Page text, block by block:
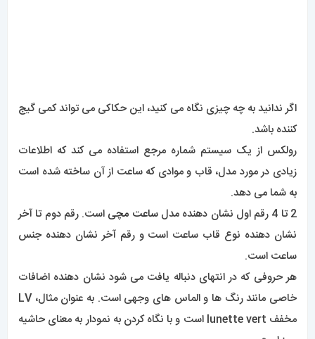
MODEL YEAR
REFERENCE NUMBER
Datejust
16, 162 & 1162
Daytona Manual Wind
Daytona Cosmograph
165 & 1165
Explorer I
Explorer II
16, 165 & 265
Submariner (No Date)
55, 140 & 1140